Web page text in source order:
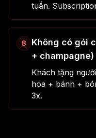
tuần.
8
Không có gói
+ champagne)
Khách tặng
hoa + bánh +
3x.